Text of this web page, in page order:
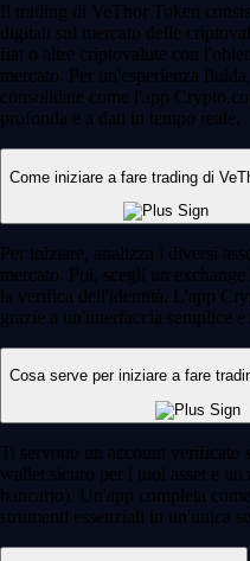
Il trading di VeThor Token
digitali sul mercato delle
fiat o altre criptovalute con
mercato. Per un'esperienza
consolidate come l'app
profonda e a dati in tempo reale.
Come iniziare a fare trading di
Per iniziare, analizza i diversi
mercato. Poi, scegli un
la verifica dell'identità. L'app
grazie a un'interfaccia semplice
Cosa serve per iniziare a fare
Ti servono un account
wallet sicuro per i tuoi asset e
bancario). Un'app completa
strumenti essenziali in un'unica